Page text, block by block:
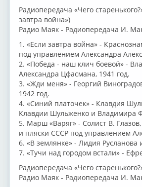
Радиопередача «Чего
завтра война»)
Радио Маяк - Радиопередача И.
1. «Если завтра война» -
под управлением Александра
2. «Победа - наш клич боевой» -
Александра Цфасмана, 1941 год.
3. «Жди меня» - Георгий
1942 год.
4. «Синий платочек» - Клавдия
Клавдии Шульженко и Владимира
5. Марш «Варяг» - Солист В.
и пляски СССР под управлением
6. «В землянке» - Лидия Русланова
7. «Тучи над городом встали» -
Радиопередача «Чего
Радио Маяк - Радиопередача И.